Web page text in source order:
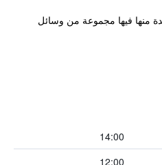
كل واحدة منها فيها مجموعة من وسائل
14:00
12:00